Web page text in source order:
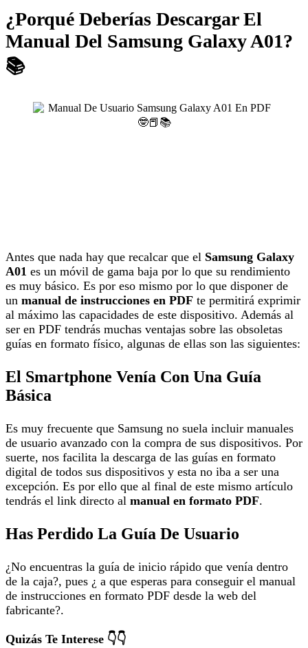
¿Porqué Deberías Descargar El
Manual Del Samsung Galaxy A01?
📚
Antes que nada hay que recalcar que el Samsung Galaxy
A01 es un móvil de gama baja por lo que su rendimiento
es muy básico. Es por eso mismo por lo que disponer de
un manual de instrucciones en PDF te permitirá exprimir
al máximo las capacidades de este dispositivo. Además al
ser en PDF tendrás muchas ventajas sobre las obsoletas
guías en formato físico, algunas de ellas son las siguientes:
El Smartphone Venía Con Una Guía
Básica
Es muy frecuente que Samsung no suela incluir manuales
de usuario avanzado con la compra de sus dispositivos. Por
suerte, nos facilita la descarga de las guías en formato
digital de todos sus dispositivos y esta no iba a ser una
excepción. Es por ello que al final de este mismo artículo
tendrás el link directo al manual en formato PDF.
Has Perdido La Guía De Usuario
¿No encuentras la guía de inicio rápido que venía dentro
de la caja?, pues ¿ a que esperas para conseguir el manual
de instrucciones en formato PDF desde la web del
fabricante?.
Quizás Te Interese 👇👇